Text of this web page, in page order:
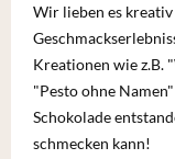
Wir lieben es
Kreationen wie z.B.
"Pesto ohne
Schokolade
schmecken kann!